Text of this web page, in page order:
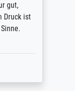
gut,
Druck ist